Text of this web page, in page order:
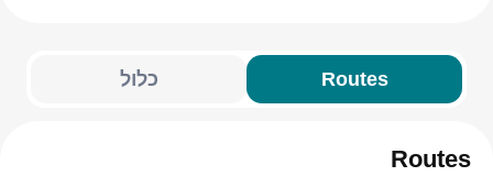
Routes כלול
Routes